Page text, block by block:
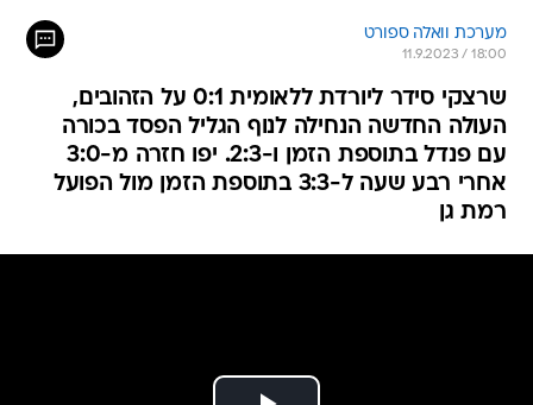
מערכת וואלה ספורט
11.9.2023 / 18:00
שרצקי סידר ליורדת ללאומית 0:1 על הזהובים,
העולה החדשה הנחילה לנוף הגליל הפסד בכורה
עם פנדל בתוספת הזמן ו-2:3. יפו חזרה מ-3:0
אחרי רבע שעה ל-3:3 בתוספת הזמן מול הפועל
רמת גן